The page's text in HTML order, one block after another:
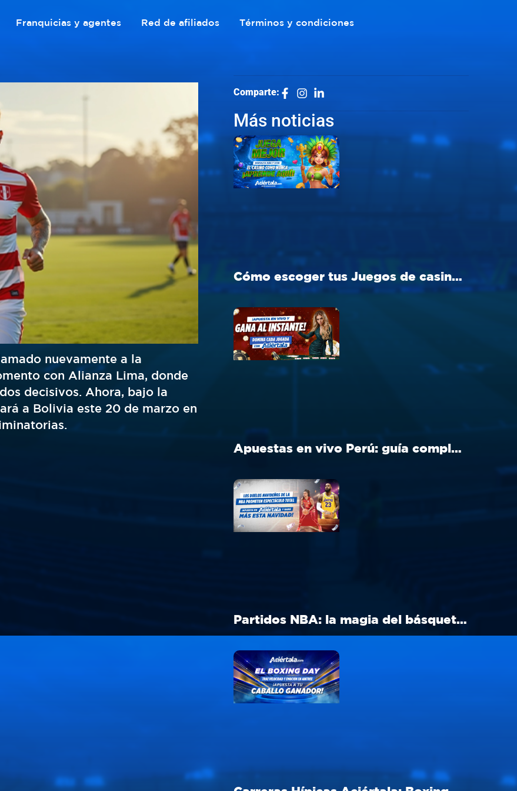
Franquicias y agentes Red de afiliados Términos y condiciones
nuevamente a la
con Alianza Lima, donde
decisivos. Ahora, bajo la
a Bolivia este 20 de marzo en
Comparte:
Más noticias
Cómo escoger tus Juegos de casino Perú ideal en Aciértala
Apuestas en vivo Perú: guía completa para apostar en tiempo real
Partidos NBA: la magia del básquet en Navidad